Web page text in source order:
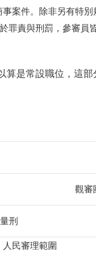
案件。除非另有特
罪責與刑罰，參審員
算是常設職位，這
觀審
刑
民審理範圍